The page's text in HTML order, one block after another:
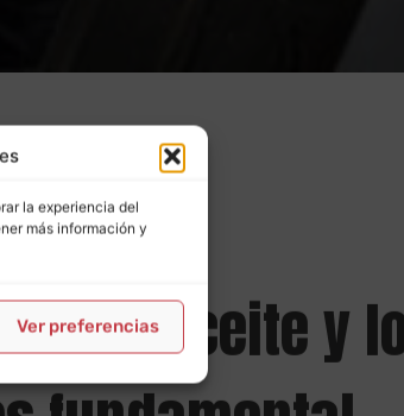
la experiencia del
más información y
Ver preferencias
del aceite y los
fundamental